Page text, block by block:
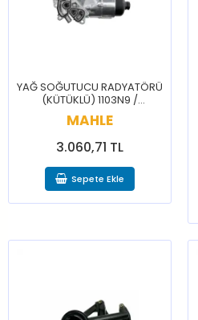
YAĞ SOĞUTUCU RADYATÖRÜ
(KÜTÜKLÜ) 1103N9 /
BERLİNGO C1 C2 C3 C4
NEMO 107 206 207 208
BİPPER PARTNER
MAHLE
3.060,71 TL
Sepete Ekle